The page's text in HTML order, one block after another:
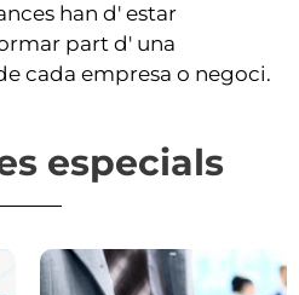
han d' estar
part d' una
cada empresa o negoci.
especials